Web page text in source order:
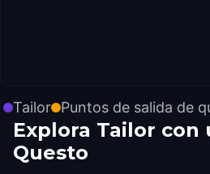
Tailor Puntos de salida de
Explora Tailor con
Questo